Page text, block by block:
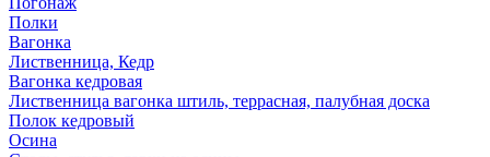
Полки
Вагонка
Лиственница, Кедр
Вагонка кедровая
Лиственница вагонка штиль, террасная, палубная доска
Полок кедровый
Осина